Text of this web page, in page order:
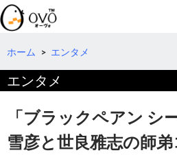
検
索
コ
テ
へ
ホーム > エンタメ
エンタメ
「ブラックペアン シ
雪彦と世良雅志の師弟